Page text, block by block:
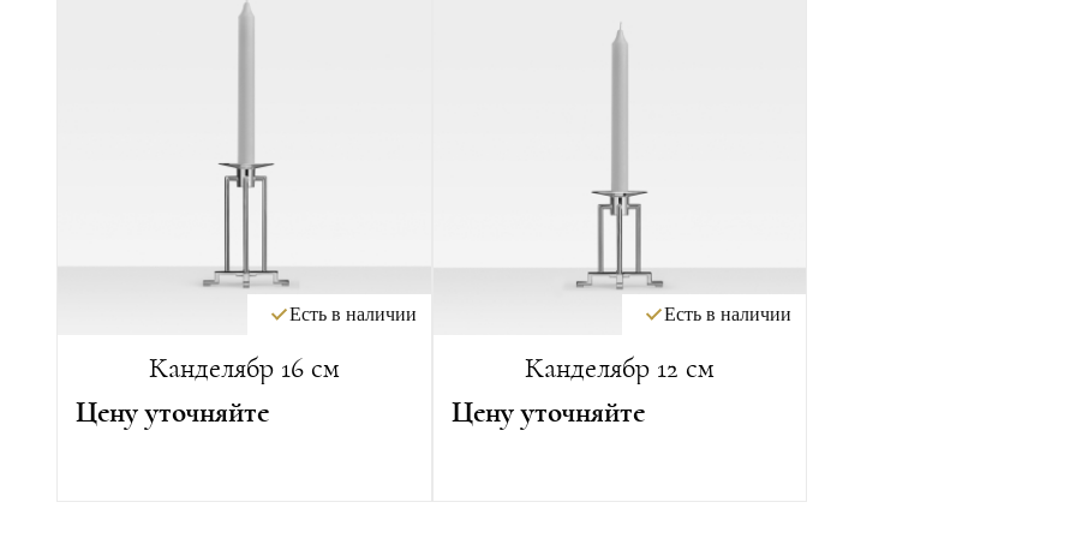
Есть в наличии
Канделябр 16 см
Цену уточняйте
Есть в наличии
Канделябр 12 см
Цену уточняйте